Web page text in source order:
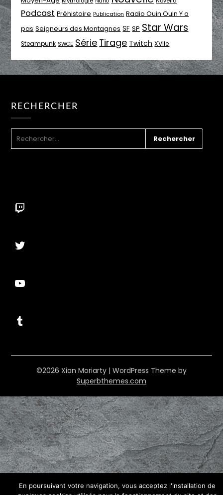
Podcast Préhistoire Publication Radio Ouin Ouin Y a
pas Seigneurs des Montagnes SF SP Star Wars
Steampunk SWCE Série Tirage Twitch XVIIe
RECHERCHER
Twitch
Twitter
YouTube
Tumblr
©2026 Xian Moriarty | WordPress Theme by
Superbthemes.com
En poursuivant votre navigation, vous acceptez l'installation de